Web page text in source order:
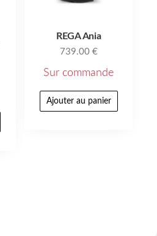
REGA Ania
739.00 €
Sur commande
Ajouter au panier